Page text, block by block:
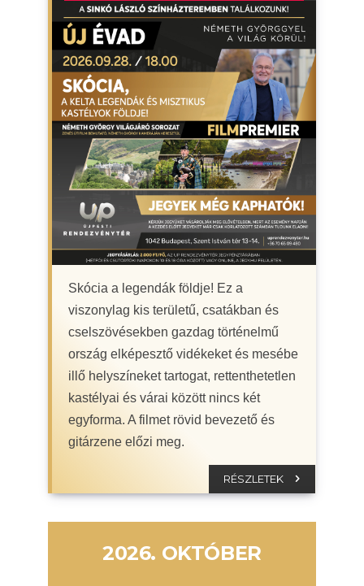
Skócia a legendák földje! Ez a
viszonylag kis területű, csatákban és
cselszövésekben gazdag történelmű
ország elképesztő vidékeket és mesébe
illő helyszíneket tartogat, rettenthetetlen
kastélyai és várai között nincs két
egyforma. A filmet rövid bevezető és
gitárzene előzi meg.
RÉSZLETEK
2026. OKTÓBER